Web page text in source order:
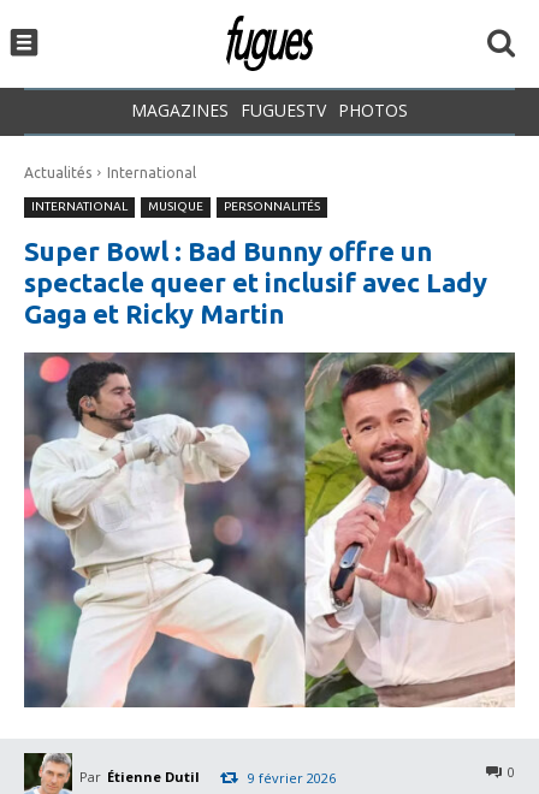
MAGAZINES FUGUESTV PHOTOS
Actualités International
INTERNATIONAL MUSIQUE PERSONNALITÉS
Super Bowl : Bad Bunny offre un
spectacle queer et inclusif avec Lady
Gaga et Ricky Martin
Par Étienne Dutil 0
9 février 2026